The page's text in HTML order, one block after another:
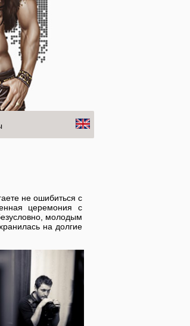
не ошибиться с
церемония с
молодым
на долгие